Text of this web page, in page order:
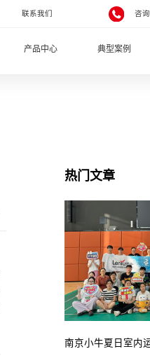
联系我们 咨
产品中心 典型案例
热门文章
南京小牛夏日室内